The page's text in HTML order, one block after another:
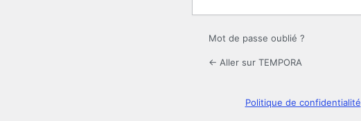
Mot de passe oublié ?
← Aller sur TEMPORA
Politique de confidentialité